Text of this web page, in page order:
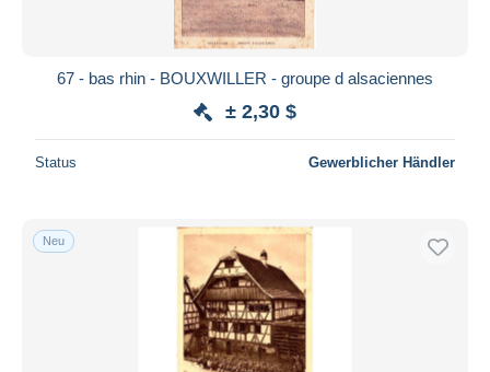
67 - bas rhin - BOUXWILLER - groupe d alsaciennes
± 2,30 $
Status Gewerblicher Händler
Neu